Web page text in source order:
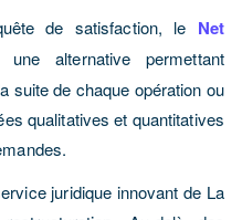
de satisfaction, le Net
alternative permettant
suite de chaque opération ou
qualitatives et quantitatives
juridique innovantde La